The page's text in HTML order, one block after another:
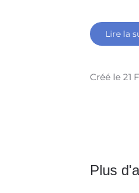
Lire la
Créé le 21
Plus